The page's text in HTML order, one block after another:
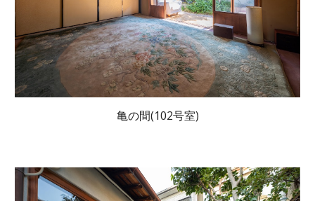
亀の間(102号室)